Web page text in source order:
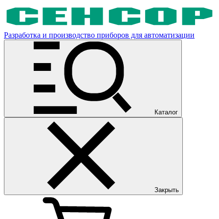
Разработка и производство приборов для автоматизации
Каталог
Закрыть